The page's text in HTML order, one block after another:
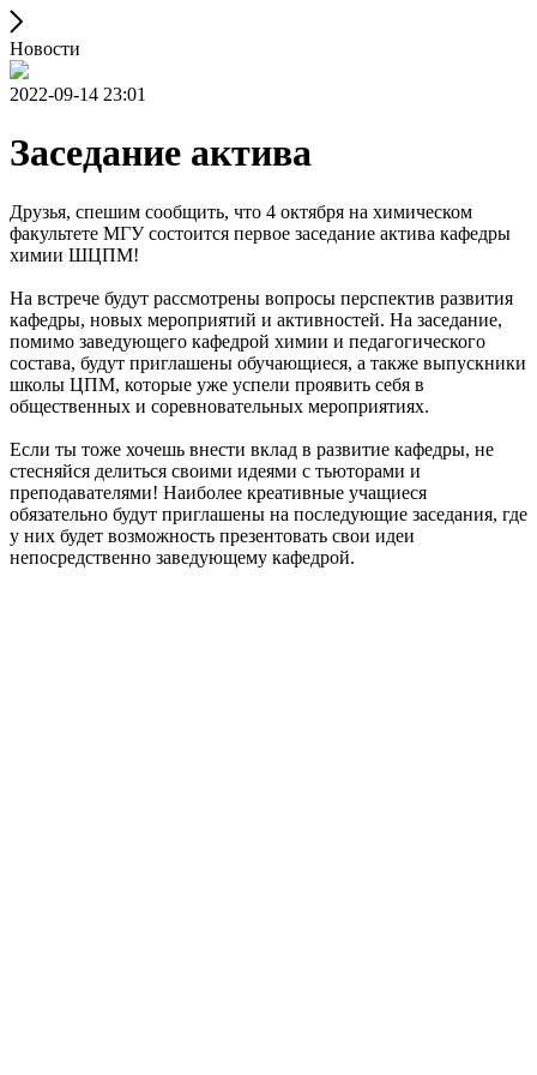
Новости
2022-09-14 23:01
Заседание актива
Друзья, спешим сообщить, что 4 октября на химическом
факультете МГУ состоится первое заседание актива кафедры
химии ШЦПМ!
На встрече будут рассмотрены вопросы перспектив развития
кафедры, новых мероприятий и активностей. На заседание,
помимо заведующего кафедрой химии и педагогического
состава, будут приглашены обучающиеся, а также выпускники
школы ЦПМ, которые уже успели проявить себя в
общественных и соревновательных мероприятиях.
Если ты тоже хочешь внести вклад в развитие кафедры, не
стесняйся делиться своими идеями с тьюторами и
преподавателями! Наиболее креативные учащиеся
обязательно будут приглашены на последующие заседания, где
у них будет возможность презентовать свои идеи
непосредственно заведующему кафедрой.